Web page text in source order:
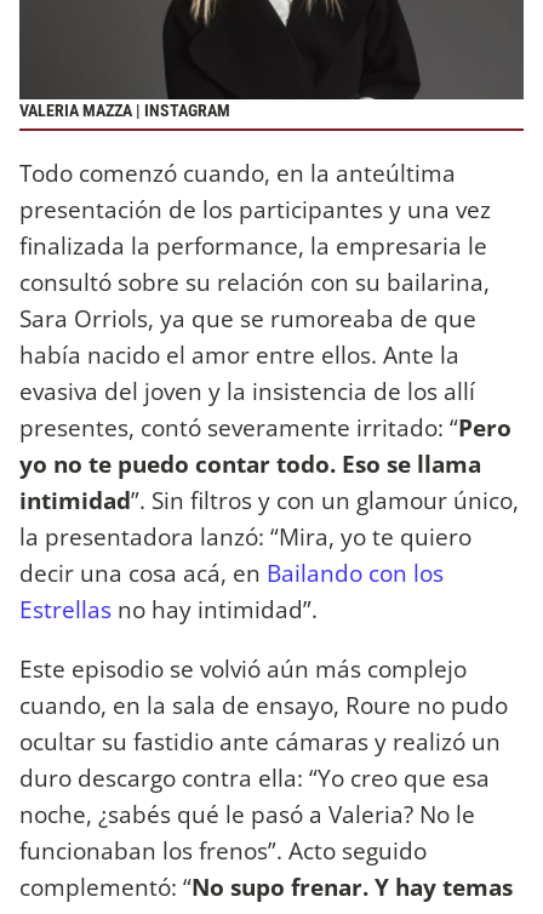
VALERIA MAZZA | INSTAGRAM
Todo comenzó cuando, en la anteúltima
presentación de los participantes y una vez
finalizada la performance, la empresaria le
consultó sobre su relación con su bailarina,
Sara Orriols, ya que se rumoreaba de que
había nacido el amor entre ellos. Ante la
evasiva del joven y la insistencia de los allí
presentes, contó severamente irritado: “Pero
yo no te puedo contar todo. Eso se llama
intimidad”. Sin filtros y con un glamour único,
la presentadora lanzó: “Mira, yo te quiero
decir una cosa acá, en Bailando con los
Estrellas no hay intimidad”.
Este episodio se volvió aún más complejo
cuando, en la sala de ensayo, Roure no pudo
ocultar su fastidio ante cámaras y realizó un
duro descargo contra ella: “Yo creo que esa
noche, ¿sabés qué le pasó a Valeria? No le
funcionaban los frenos”. Acto seguido
complementó: “No supo frenar. Y hay temas